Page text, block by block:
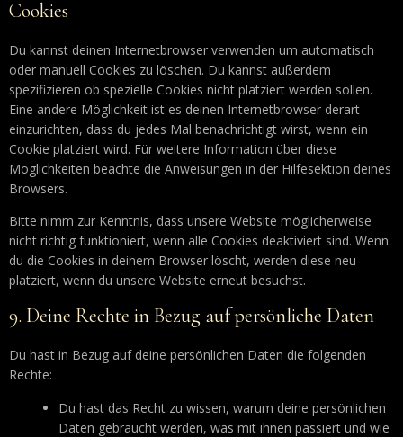
Cookies
Du kannst deinen Internetbrowser verwenden um automatisch
oder manuell Cookies zu löschen. Du kannst außerdem
spezifizieren ob spezielle Cookies nicht platziert werden sollen.
Eine andere Möglichkeit ist es deinen Internetbrowser derart
einzurichten, dass du jedes Mal benachrichtigt wirst, wenn ein
Cookie platziert wird. Für weitere Information über diese
Möglichkeiten beachte die Anweisungen in der Hilfesektion deines
Browsers.
Bitte nimm zur Kenntnis, dass unsere Website möglicherweise
nicht richtig funktioniert, wenn alle Cookies deaktiviert sind. Wenn
du die Cookies in deinem Browser löscht, werden diese neu
platziert, wenn du unsere Website erneut besuchst.
9. Deine Rechte in Bezug auf persönliche Daten
Du hast in Bezug auf deine persönlichen Daten die folgenden
Rechte:
Du hast das Recht zu wissen, warum deine persönlichen
Daten gebraucht werden, was mit ihnen passiert und wie